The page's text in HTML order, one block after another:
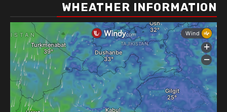
WHEATHER INFORMATION